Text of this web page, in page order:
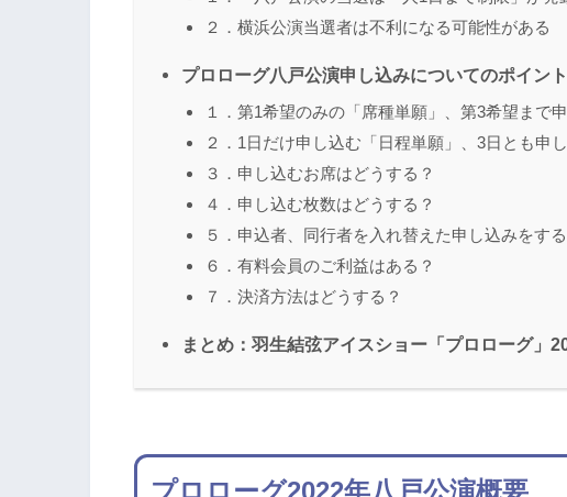
２．横浜公演当選者は不利になる可能性がある
プロローグ八戸公演申し込みについてのポイント
１．第1希望のみの「席種単願」、第3希望まで
２．1日だけ申し込む「日程単願」、3日とも申
３．申し込むお席はどうする？
４．申し込む枚数はどうする？
５．申込者、同行者を入れ替えた申し込みをする
６．有料会員のご利益はある？
７．決済方法はどうする？
まとめ：羽生結弦アイスショー「プロローグ」
プロローグ2022年八戸公演概要